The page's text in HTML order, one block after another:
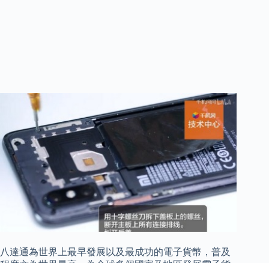
八達通為世界上最早發展以及最成功的電子貨幣，普及